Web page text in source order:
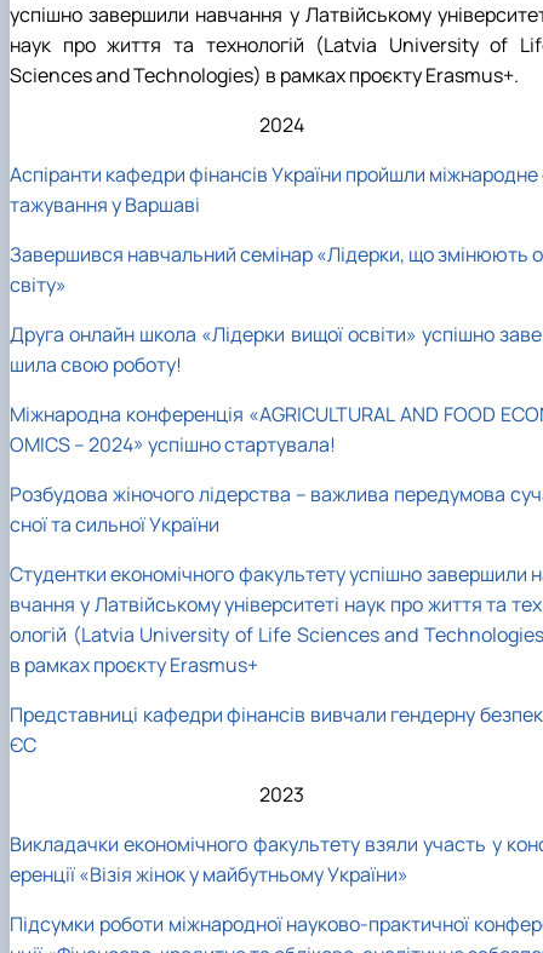
успішно завершили навчання у Латвійському
наук про життя та технологій (Latvia University of
Sciences and Technologies) в рамках проєкту Erasmus+.
2024
Аспіранти кафедри фінансів України пройшли міжнародне
тажування у Варшаві
Завершився навчальний семінар «Лідерки, що змінюють о
світу»
Друга онлайн школа «Лідерки вищої освіти» успішно
шила свою роботу!
Міжнародна конференція «AGRICULTURAL AND FOOD
OMICS – 2024» успішно стартувала!
Розбудова жіночого лідерства – важлива передумова
сної та сильної України
Студентки економічного факультету успішно завершили
вчання у Латвійському університеті наук про життя та
ологій (Latvia University of Life Sciences and
в рамках проєкту Erasmus+
Представниці кафедри фінансів вивчали гендерну
ЄС
2023
Викладачки економічного факультету взяли участь у
еренції «Візія жінок у майбутньому України»
Підсумки роботи міжнародної науково-практичної